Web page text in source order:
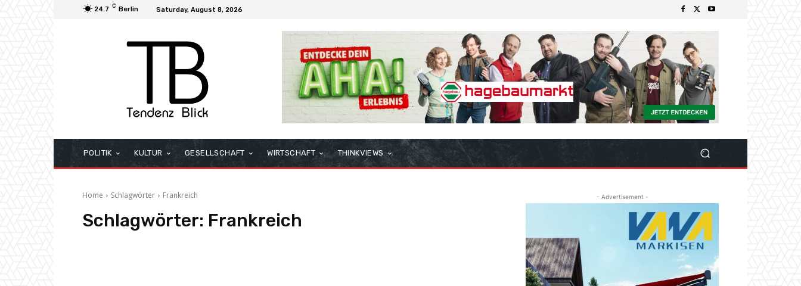
24.7 C Berlin Saturday, August 8, 2026
POLITIK KULTUR GESELLSCHAFT WIRTSCHAFT THINKVIEWS
Home Schlagwörter Frankreich
Schlagwörter: Frankreich
- Advertisement -